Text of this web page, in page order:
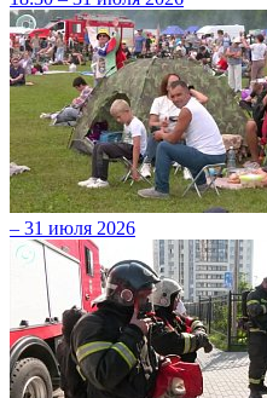
– 31 июля 2026